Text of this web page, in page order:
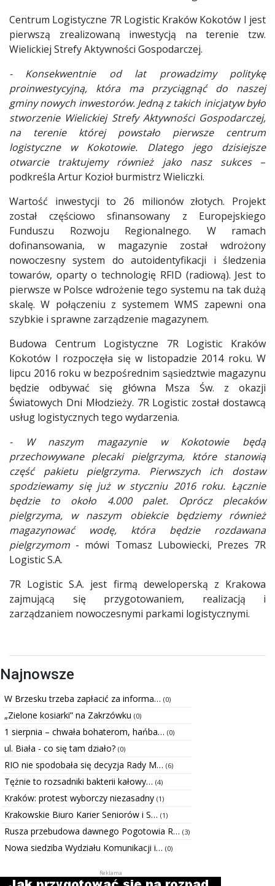
Centrum Logistyczne 7R Logistic Kraków Kokotów I jest
pierwszą zrealizowaną inwestycją na terenie tzw.
Wielickiej Strefy Aktywności Gospodarczej.
- Konsekwentnie od lat prowadzimy politykę
proinwestycyjną, która ma przyciągnąć do naszej
gminy nowych inwestorów. Jedną z takich inicjatyw było
stworzenie Wielickiej Strefy Aktywności Gospodarczej,
na terenie której powstało pierwsze centrum
logistyczne w Kokotowie. Dlatego jego dzisiejsze
otwarcie traktujemy również jako nasz sukces–
podkreśla Artur Kozioł burmistrz Wieliczki.
Wartość inwestycji to 26 milionów złotych. Projekt
został częściowo sfinansowany z Europejskiego
Funduszu Rozwoju Regionalnego. W ramach
dofinansowania, w magazynie został wdrożony
nowoczesny system do autoidentyfikacji i śledzenia
towarów, oparty o technologię RFID (radiową). Jest to
pierwsze w Polsce wdrożenie tego systemu na tak dużą
skalę. W połączeniu z systemem WMS zapewni ona
szybkie i sprawne zarządzenie magazynem.
Budowa Centrum Logistyczne 7R Logistic Kraków
Kokotów I rozpoczęła się w listopadzie 2014 roku. W
lipcu 2016 roku w bezpośrednim sąsiedztwie magazynu
będzie odbywać się główna Msza Św. z okazji
Światowych Dni Młodzieży. 7R Logistic został dostawcą
usług logistycznych tego wydarzenia.
- W naszym magazynie w Kokotowie będą
przechowywane plecaki pielgrzyma, które stanowią
część pakietu pielgrzyma. Pierwszych ich dostaw
spodziewamy się już w styczniu 2016 roku. Łącznie
będzie to około 4.000 palet. Oprócz plecaków
pielgrzyma, w naszym obiekcie będziemy również
magazynować wodę, która będzie rozdawana
pielgrzymom - mówi Tomasz Lubowiecki, Prezes 7R
Logistic S.A.
7R Logistic S.A. jest firmą deweloperską z Krakowa
zajmującą się przygotowaniem, realizacją i
zarządzaniem nowoczesnymi parkami logistycznymi.
Najnowsze
W Brzesku trzeba zapłacić za informa… (0)
„Zielone kosiarki” na Zakrzówku (0)
1 sierpnia – chwała bohaterom, hańba… (0)
ul. Biała - co się tam działo? (0)
RIO nie spodobała się decyzja Rady M… (6)
Tężnie to rozsadniki bakterii kałowy… (4)
Kraków: protest wyborczy niezasadny (1)
Krakowskie Biuro Karier Seniorów i S… (1)
Rusza przebudowa dawnego Pogotowia R… (3)
Nowa siedziba Wydziału Komunikacji i… (0)